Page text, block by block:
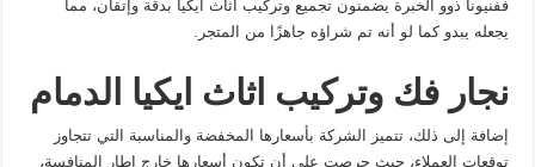
ففنيونا ذوو الخبرة يضمنون تجميع وتركيب أثاث ايكيا بدقة وإتقان، مما
يجعله يبدو كما لو أنه تم شراؤه جاهزًا من المتجر.
نجار فك وتركيب اثاث ايكيا الدمام
إضافة إلى ذلك، تتميز الشركة بأسعارها المخفضة والمناسبة التي تتجاوز
توقعات العملاء، حيث حرصت على أن تكون أسعارها خارج إطار المنافسة،